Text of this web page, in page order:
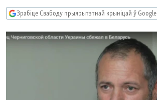
КУЛЬТУРА
КАЛЯНДАР
МОВА
НА ХВАЛЯХ СВАБОДЫ
Усе сайты РС/РСЭ
Зрабіце Свабоду прыярытэтнай крыніцай ў Google